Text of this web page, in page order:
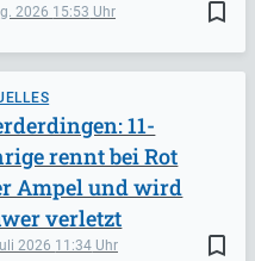
bookmark_border
2026 15:53
bookmark_border
2026 11:34
11-
rennt bei Rot
Ampel und wird
verletzt